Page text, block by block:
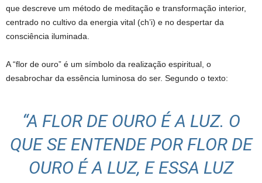
que descreve um método de meditação e transformação interior,
centrado no cultivo da energia vital (ch’i) e no despertar da
consciência iluminada.
A “flor de ouro” é um símbolo da realização espiritual, o
desabrochar da essência luminosa do ser. Segundo o texto:
“A FLOR DE OURO É A LUZ. O
QUE SE ENTENDE POR FLOR DE
OURO É A LUZ, E ESSA LUZ